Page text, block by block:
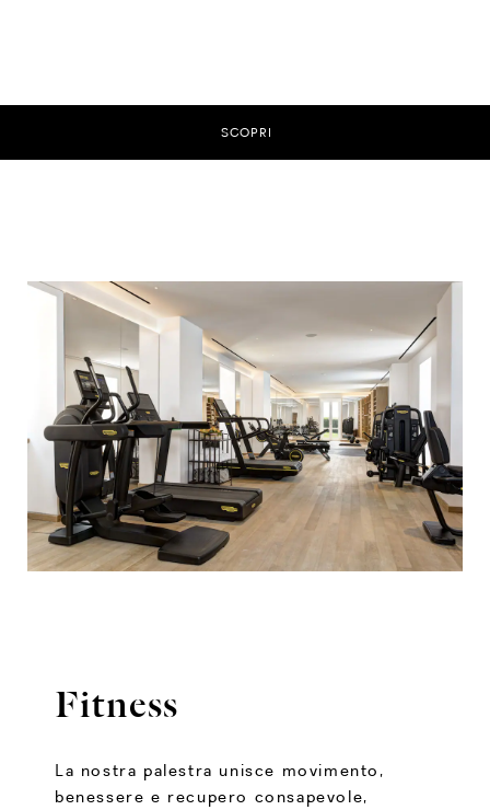
SCOPRI
Fitness
La nostra palestra unisce movimento,
benessere e recupero consapevole,